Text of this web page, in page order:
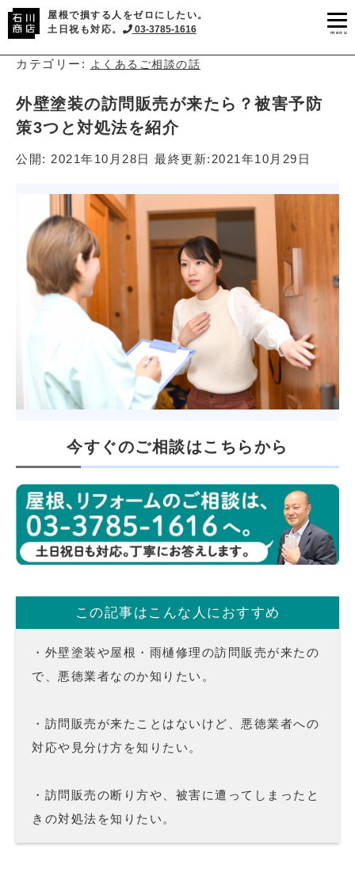
屋根で損する人をゼロにしたい。
土日祝も対応。
03-3785-1616 menu
カテゴリー: よくあるご相談の話
外壁塗装の訪問販売が来たら？被害予防
策3つと対処法を紹介
公開: 2021年10月28日 最終更新: 2021年10月29日
今すぐのご相談はこちらから
この記事はこんな人におすすめ
・外壁塗装や屋根・雨樋修理の訪問販売が来たの
で、悪徳業者なのか知りたい。
・訪問販売が来たことはないけど、悪徳業者への
対応や見分け方を知りたい。
・訪問販売の断り方や、被害に遭ってしまったと
きの対処法を知りたい。